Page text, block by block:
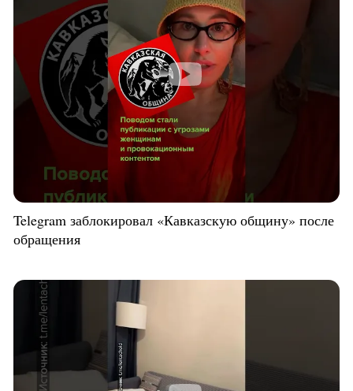
Telegram заблокировал «Кавказскую общину» после
обращения